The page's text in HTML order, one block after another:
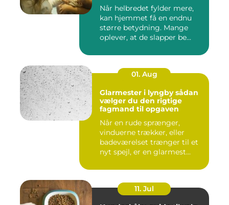
Når helbredet fylder mere,
kan hjemmet få en endnu
større betydning. Mange
oplever, at de slapper be...
01. Aug
Glarmester i lyngby sådan
vælger du den rigtige
fagmand til opgaven
Når en rude sprænger,
vinduerne trækker, eller
badeværelset trænger til et
nyt spejl, er en glarmest...
11. Jul